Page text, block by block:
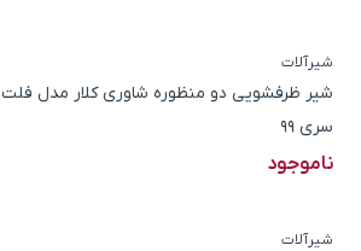
شیرآلات
شیر ظرفشویی دو منظوره شاوری کلار مدل فلت
سری 99
ناموجود
شیرآلات